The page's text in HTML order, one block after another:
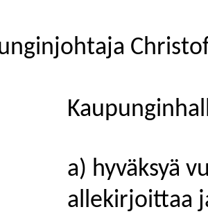
a) hyväksyä
allekirjoittaa